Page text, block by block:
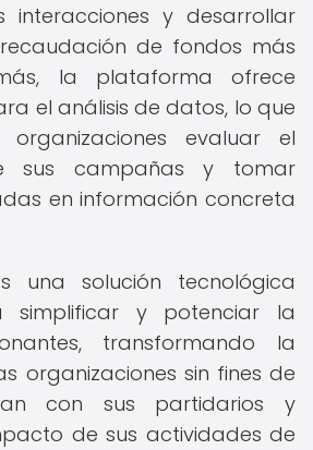
interacciones y desarrollar
de fondos más
la plataforma ofrece
el análisis de datos, lo que
evaluar el
sus campañas y tomar
en información concreta
una solución tecnológica
simplificar y potenciar la
transformando la
organizaciones sin fines de
con sus partidarios y
de sus actividades de